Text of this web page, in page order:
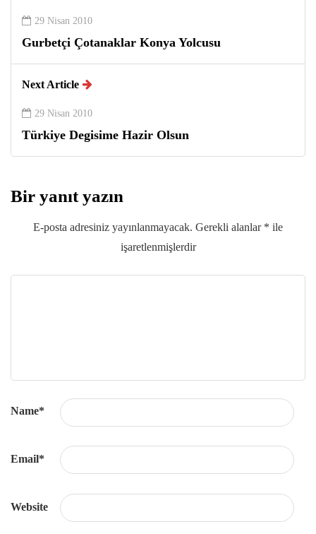
29 Nisan 2010
Gurbetçi Çotanaklar Konya Yolcusu
Next Article
29 Nisan 2010
Türkiye Degisime Hazir Olsun
Bir yanıt yazın
E-posta adresiniz yayınlanmayacak. Gerekli alanlar * ile
işaretlenmişlerdir
Name*
Email*
Website